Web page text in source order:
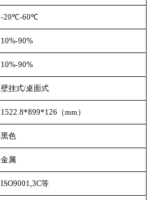
-20℃-60℃
10%-90%
10%-90%
壁挂式/桌面式
1522.8*899*126（mm）
黑色
金属
ISO9001,3C等